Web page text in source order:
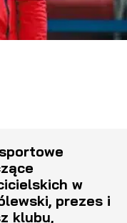
w
prezes i
klubu,